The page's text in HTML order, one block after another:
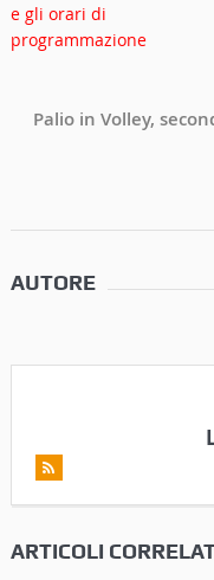
Palio in Volley,
AUTORE
ARTICOLI